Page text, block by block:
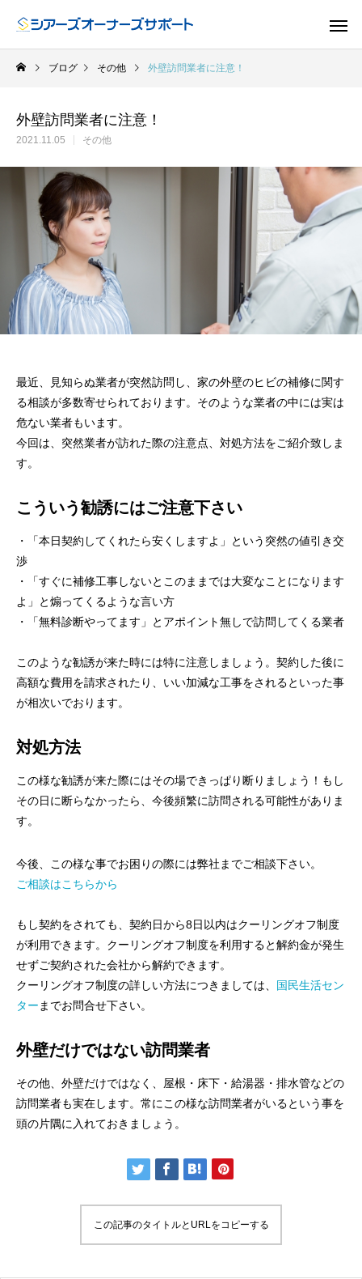
ドア
ブログ その他 外壁訪問業者に注意！
外壁訪問業者に注意！
2021.11.05 その他
最近、見知らぬ業者が突然訪問し、家の外壁のヒビの補修に関す
る相談が多数寄せられております。そのような業者の中には実は
危ない業者もいます。
今回は、突然業者が訪れた際の注意点、対処方法をご紹介致しま
す。
こういう勧誘にはご注意下さい
・「本日契約してくれたら安くしますよ」という突然の値引き交
渉
・「すぐに補修工事しないとこのままでは大変なことになります
よ」と煽ってくるような言い方
・「無料診断やってます」とアポイント無しで訪問してくる業者
このような勧誘が来た時には特に注意しましょう。契約した後に
高額な費用を請求されたり、いい加減な工事をされるといった事
が相次いでおります。
対処方法
この様な勧誘が来た際にはその場できっぱり断りましょう！もし
その日に断らなかったら、今後頻繁に訪問される可能性がありま
す。
今後、この様な事でお困りの際には弊社までご相談下さい。
ご相談はこちらから
もし契約をされても、契約日から8日以内はクーリングオフ制度
が利用できます。クーリングオフ制度を利用すると解約金が発生
せずご契約された会社から解約できます。
クーリングオフ制度の詳しい方法につきましては、 国民生活セン
ター までお問合せ下さい。
外壁だけではない訪問業者
その他、外壁だけではなく、屋根・床下・給湯器・排水管などの
訪問業者も実在します。常にこの様な訪問業者がいるという事を
頭の片隅に入れておきましょう。
この記事のタイトルとURLをコピーする